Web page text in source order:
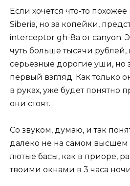
Если хочется что-то похожее
Siberia, но за копейки,
interceptor gh-8a от canyon.
чуть больше тысячи рублей,
серьезные дорогие уши, но
первый взгляд. Как только
в руках, уже будет понятно
они стоят.
Со звуком, думаю, и так
далеко не на самом высшем
лютые басы, как в приоре,
твоими окнами в 3 часа